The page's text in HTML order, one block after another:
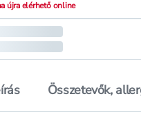
újra elérhető online
Összetevők,